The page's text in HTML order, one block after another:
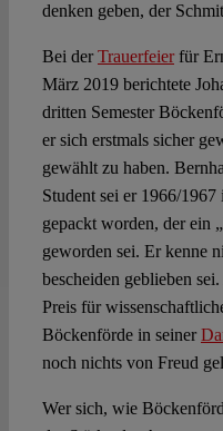
denken geben, der
Bei derTrauerfeierfür
März 2019 berichtete
dritten Semester
er sich erstmals sicher
gewählt zu haben.
Student sei er 1966/
gepackt worden, der ein
geworden sei. Er kenne
bescheiden geblieben
Preis für
Böckenförde in seiner
noch nichts von Freud
Wer sich, wie